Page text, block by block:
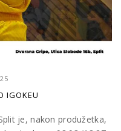
IGOKEU
je, nakon produžetka,